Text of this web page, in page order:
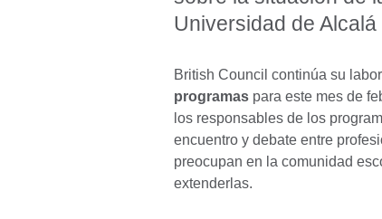
Universidad de
British Council continúa su
programas para este mes de
los responsables de los
encuentro y debate entre
preocupan en la comunidad
extenderlas.